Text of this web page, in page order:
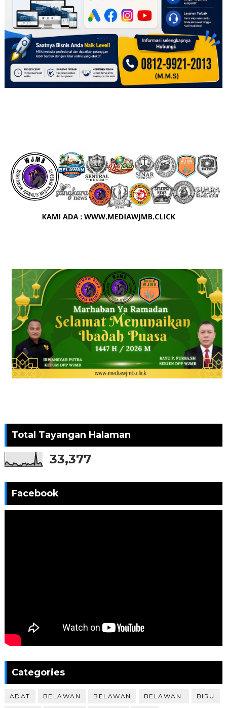
Total Tayangan Halaman
33,377
Facebook
Categories
ADAT BELAWAN BELAWAN BELAWAN. BIRU